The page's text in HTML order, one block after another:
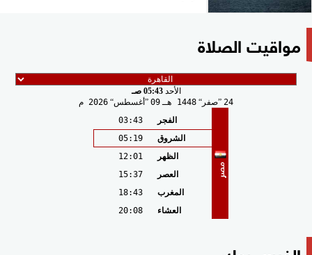
مواقيت الصلاة
الأحد05:43 صـ
24 صفر 1448 هـ 09 أغسطس 2026 م
مصر
الفجر
03:43
الشروق
05:19
الظهر
12:01
العصر
15:37
المغرب
18:43
العشاء
20:08